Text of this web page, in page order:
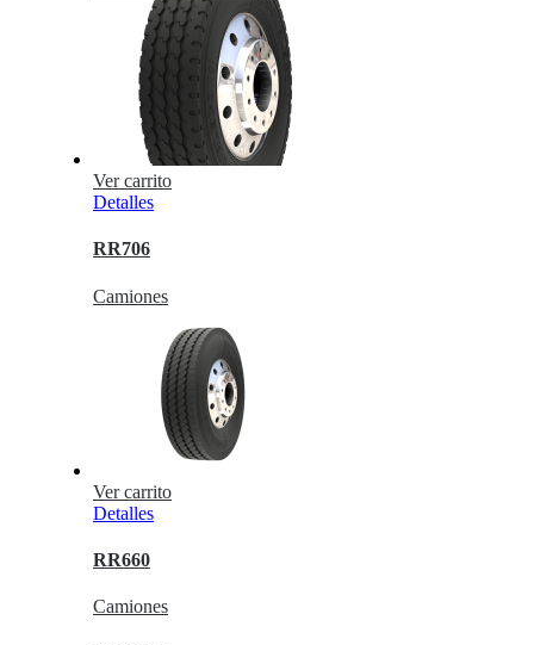
Ver carrito
Detalles
RR706
Camiones
Ver carrito
Detalles
RR660
Camiones